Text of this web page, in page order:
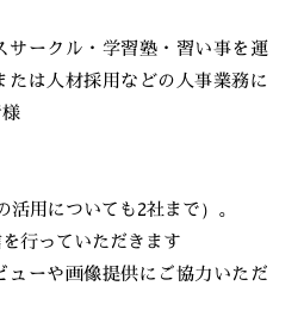
サークル・学習塾・習い事を運
は人材採用などの人事業務に
用についても2社まで）。
行っていただきます
ーや画像提供にご協力いただ